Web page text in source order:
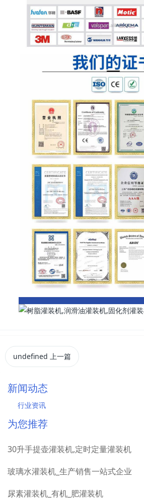
undefined 上一篇
新闻动态
行业资讯
为您推荐
30升手提壶灌装机,定时定量灌装机
玻璃水灌装机_生产销售一站式企业
尿素灌装机_有机_肥灌装机